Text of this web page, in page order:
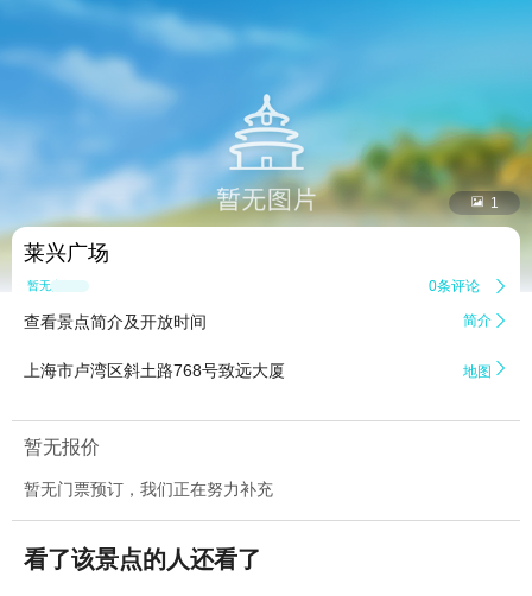
 1
莱兴广场
暂无点评 0条评论 
查看景点简介及开放时间 简介 
上海市卢湾区斜土路768号致远大厦 地图 
暂无报价
暂无门票预订，我们正在努力补充
看了该景点的人还看了